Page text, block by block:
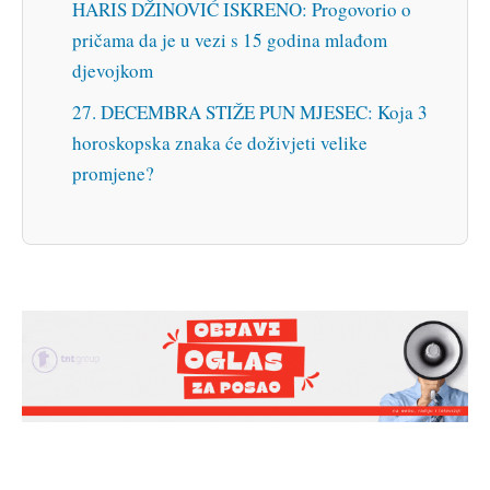
HARIS DŽINOVIĆ ISKRENO: Progovorio o
pričama da je u vezi s 15 godina mlađom
djevojkom
27. DECEMBRA STIŽE PUN MJESEC: Koja 3
horoskopska znaka će doživjeti velike
promjene?